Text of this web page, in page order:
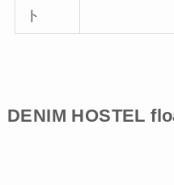
ト
DENIM HOSTEL